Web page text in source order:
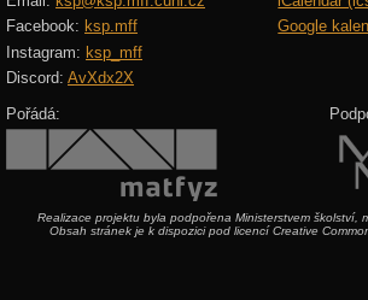
Facebook: ksp.mff
Instagram: ksp_mff
Discord: AvXdx2X
Google
Pořádá:
Realizace projektu byla podpořena Ministerstvem školství,
Obsah stránek je k dispozici pod licencí Creative